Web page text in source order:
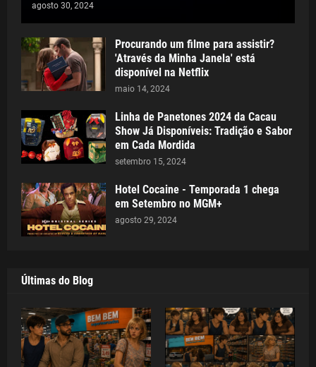
agosto 30, 2024
Procurando um filme para assistir?
'Através da Minha Janela' está
disponível na Netflix
maio 14, 2024
Linha de Panetones 2024 da Cacau
Show Já Disponíveis: Tradição e Sabor
em Cada Mordida
setembro 15, 2024
Hotel Cocaine - Temporada 1 chega
em Setembro no MGM+
agosto 29, 2024
Últimas do Blog